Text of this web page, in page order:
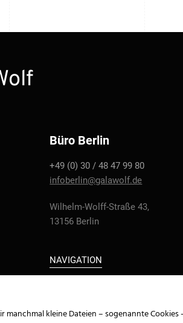
Büro Berlin
+49 (0) 30 / 48 47 99 80
infoberlin@galawolf.de
Wilhelm-Wolff-Straße 43,
13156 Berlin
NAVIGATION
kleine Dateien – sogenannte